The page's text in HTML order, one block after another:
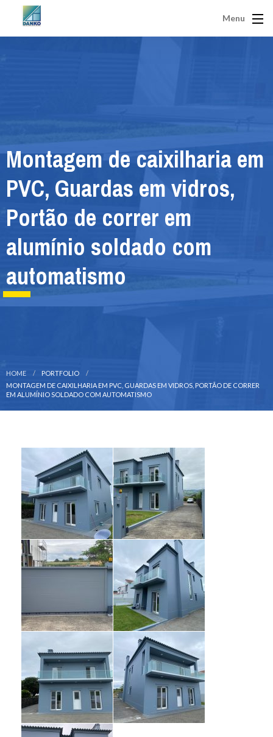
Menu
Montagem de caixilharia em
PVC, Guardas em vidros,
Portão de correr em
alumínio soldado com
automatismo
HOME
PORTFOLIO
MONTAGEM DE CAIXILHARIA EM PVC, GUARDAS EM VIDROS, PORTÃO DE CORRER
EM ALUMÍNIO SOLDADO COM AUTOMATISMO